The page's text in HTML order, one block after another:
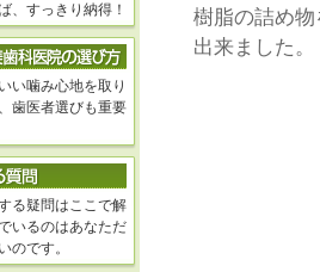
樹脂の詰め
出来ました。
、すっきり納得！
い噛み心地を取り
歯医者選びも重要
る疑問はここで解
いるのはあなただ
のです。